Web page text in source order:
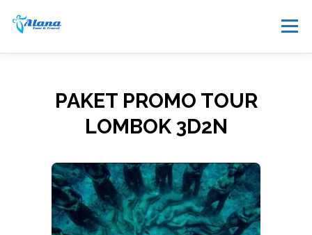
Menu
TRANSPORTASI PAKET LAINNYA INFO
PAKET PROMO TOUR
LOMBOK 3D2N